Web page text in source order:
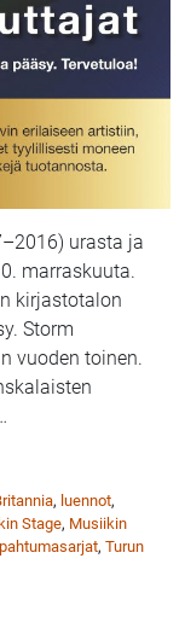
urasta ja
marraskuuta.
kirjastotalon
Storm
vuoden toinen.
…
, luennot,
Stage, Musiikin
, Turun